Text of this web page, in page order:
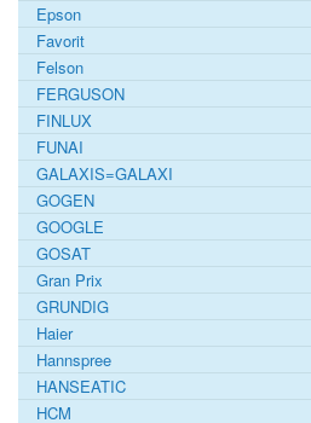
Epson
Favorit
Felson
FERGUSON
FINLUX
FUNAI
GALAXIS=GALAXI
GOGEN
GOOGLE
GOSAT
Gran Prix
GRUNDIG
Haier
Hannspree
HANSEATIC
HCM